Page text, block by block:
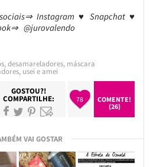
Instagram ♥ Snapchat ♥
@jurovalendo
,desamareladores, máscara
, usei e amei
GOSTOU?!
COMPARTILHE: 78
COMENTE!
(26)
VAI GOSTAR